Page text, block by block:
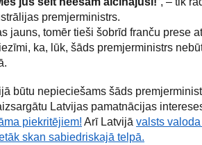
premjerministrs.
jauns, tomēr tieši šobrīd franču prese
ka, lūk, šāds premjerministrs
būtu nepieciešams šāds
Latvijas pamatnācijas
piekritējiem! Arī Latvijā valsts
skan sabiedriskajā telpā.